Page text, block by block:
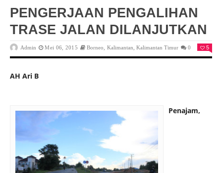
PENGERJAAN PENGALIHAN
TRASE JALAN DILANJUTKAN
Admin Mei 06, 2015 Borneo Kalimantan ,Kalimantan Timur 0 5
AH Ari B
Penajam,